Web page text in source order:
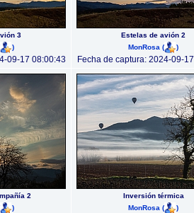
3
)
09-17 08:00:43
Estelas de avión 2
MonRosa ( )
Fecha de captura: 2024-09-
2
)
Inversión térmica
MonRosa ( )